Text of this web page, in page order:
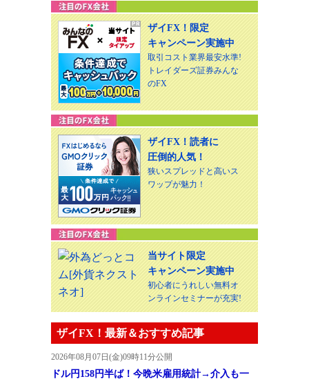
ザイFX！限定
キャンペーン実施中
取引コスト業界最安水準!
トレイダーズ証券みんな
のFX
ザイFX！読者に
圧倒的人気！
狭いスプレッドと高いス
ワップが魅力！
当サイト限定
キャンペーン実施中
初心者にうれしい無料オ
ンラインセミナーが充実!
ザイFX！最新＆おすすめ記事
2026年08月07日(金)09時11分公開
ドル円158円半ば！今晩米雇用統計→介入も一